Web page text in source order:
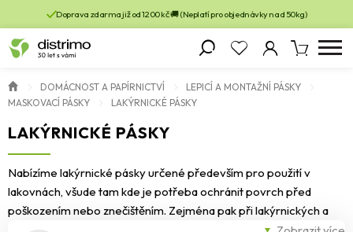
Doprava zdarma již od 1200 kč 🚚 (Neplatí pro objednávky nad 50kg)
DOMÁCNOST A PAPÍRNICTVÍ
LEPICÍ A MONTAŽNÍ PÁSKY
MASKOVACÍ PÁSKY
LAKÝRNICKÉ PÁSKY
LAKÝRNICKÉ PÁSKY
Nabízíme lakýrnické pásky určené především pro použití v
lakovnách, všude tam kde je potřeba ochránit povrch před
poškozením nebo znečištěním. Zejména pak při lakýrnických a